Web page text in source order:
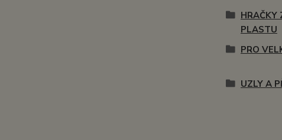
HRAČKY
PLASTU
PRO
UZLY A